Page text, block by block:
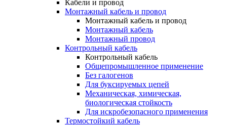
Кабели и провод
Монтажный кабель и провод
Монтажный кабель и провод
Монтажный кабель
Монтажный провод
Контрольный кабель
Контрольный кабель
Общепромышленное применение
Без галогенов
Для буксируемых цепей
Механическая, химическая,
биологическая стойкость
Для искробезопасного применения
Термостойкий кабель